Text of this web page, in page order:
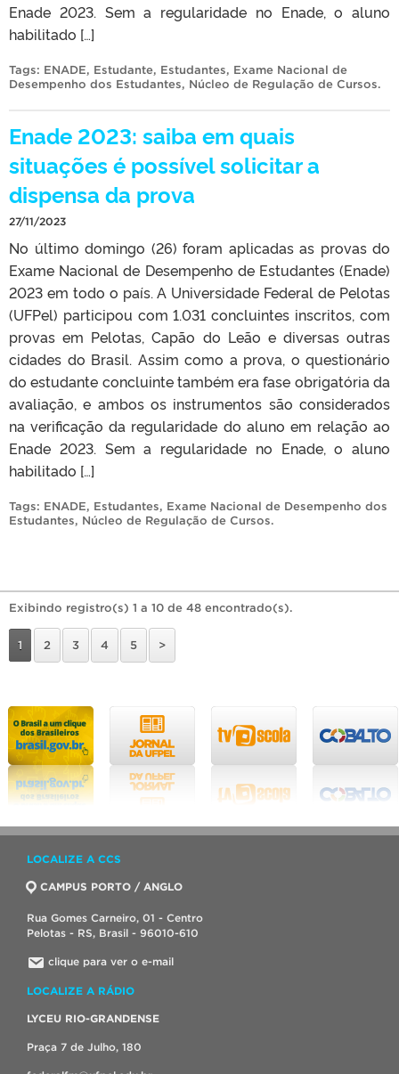
Enade 2023. Sem a regularidade no Enade, o aluno
habilitado […]
Tags: ENADE, Estudante, Estudantes, Exame Nacional de
Desempenho dos Estudantes, Núcleo de Regulação de Cursos.
Enade 2023: saiba em quais
situações é possível solicitar a
dispensa da prova
27/11/2023
No último domingo (26) foram aplicadas as provas do
Exame Nacional de Desempenho de Estudantes (Enade)
2023 em todo o país. A Universidade Federal de Pelotas
(UFPel) participou com 1.031 concluintes inscritos, com
provas em Pelotas, Capão do Leão e diversas outras
cidades do Brasil. Assim como a prova, o questionário
do estudante concluinte também era fase obrigatória da
avaliação, e ambos os instrumentos são considerados
na verificação da regularidade do aluno em relação ao
Enade 2023. Sem a regularidade no Enade, o aluno
habilitado […]
Tags: ENADE, Estudantes, Exame Nacional de Desempenho dos
Estudantes, Núcleo de Regulação de Cursos.
Exibindo registro(s) 1 a 10 de 48 encontrado(s).
1 2 3 4 5 >
LOCALIZE A CCS
CAMPUS PORTO / ANGLO
Rua Gomes Carneiro, 01 - Centro
Pelotas - RS, Brasil - 96010-610
clique para ver o e-mail
LOCALIZE A RÁDIO
LYCEU RIO-GRANDENSE
Praça 7 de Julho, 180